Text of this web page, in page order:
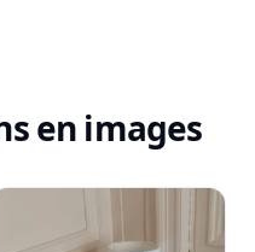
en images